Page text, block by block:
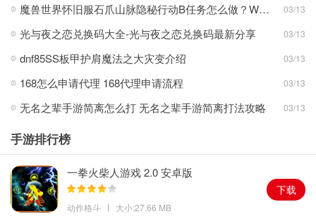
同的游戏体验。
游戏亮点
1、终极漂移这款游戏采用了先进的虚拟引擎，带来了最畅快的游戏
一辆属于自己的赛车。
3、游戏中的赛道具有为玩家增加了许多的挑战，游戏以接近还原的
方式体验赛车之旅。
魔兽世界怀旧服石爪山脉隐秘行动B任务怎么做？WOW怀旧服风险投资公司函件在哪儿？ 03/13
光与夜之恋兑换码大全-光与夜之恋兑换码最新分享 03/13
dnf85SS板甲护肩魔法之大灾变介绍 03/13
168怎么申请代理 168代理申请流程 03/13
无名之辈手游简离怎么打 无名之辈手游简离打法攻略 03/13
手游排行榜
一拳火柴人游戏 2.0 安卓版
动作格斗 大小:27.66 MB
下载